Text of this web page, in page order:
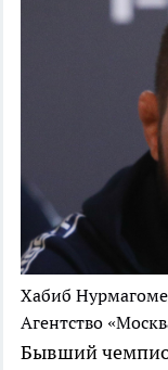
Хабиб
Агентство
Бывший